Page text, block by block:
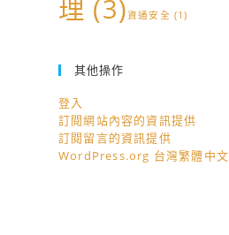
理 (3)資通安全 (1)
其他操作
登入
訂閱網站內容的資訊提供
訂閱留言的資訊提供
WordPress.org 台灣繁體中文